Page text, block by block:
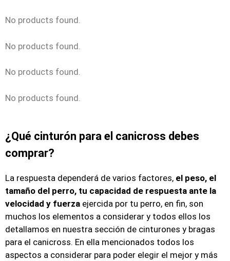
No products found.
No products found.
No products found.
No products found.
¿Qué cinturón para el canicross debes
comprar?
La respuesta dependerá de varios factores, el peso, el
tamaño del perro, tu capacidad de respuesta ante la
velocidad y fuerza ejercida por tu perro, en fin, son
muchos los elementos a considerar y todos ellos los
detallamos en nuestra sección de cinturones y bragas
para el canicross. En ella mencionados todos los
aspectos a considerar para poder elegir el mejor y más